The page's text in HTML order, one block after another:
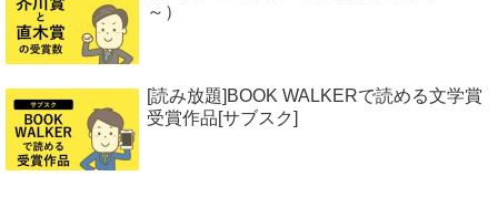
～）
[読み放題]BOOK WALKERで読める文学賞
受賞作品[サブスク]